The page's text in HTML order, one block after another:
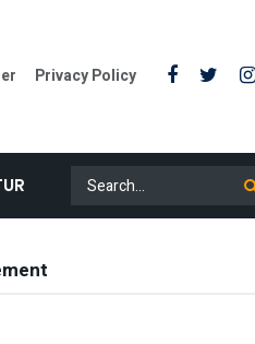
Privacy Policy